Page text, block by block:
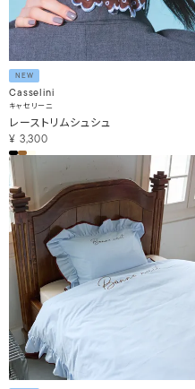
NEW
Casselini
キャセリーニ
レーストリムシュシュ
¥ 3,300